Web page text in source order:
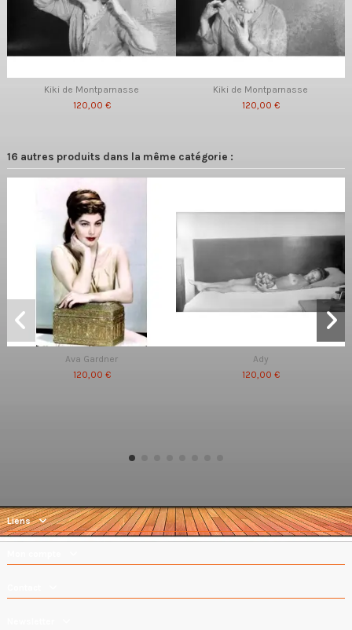
Kiki de Montparnasse
120,00 €
Kiki de Montparnasse
120,00 €
16 autres produits dans la même catégorie :
Ava Gardner
120,00 €
Ady
120,00 €
Liens